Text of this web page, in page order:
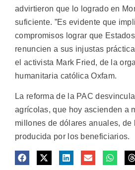
advirtieron que lo logrado en
suficiente. ”Es evidente que
compromisos lograr que
renuncien a sus injustas
el activista Mark Fried, de la
humanitaria católica Oxfam.
La reforma de la PAC
agrícolas, que hoy ascienden a
millones de dólares anuales, de
producida por los beneficiarios.